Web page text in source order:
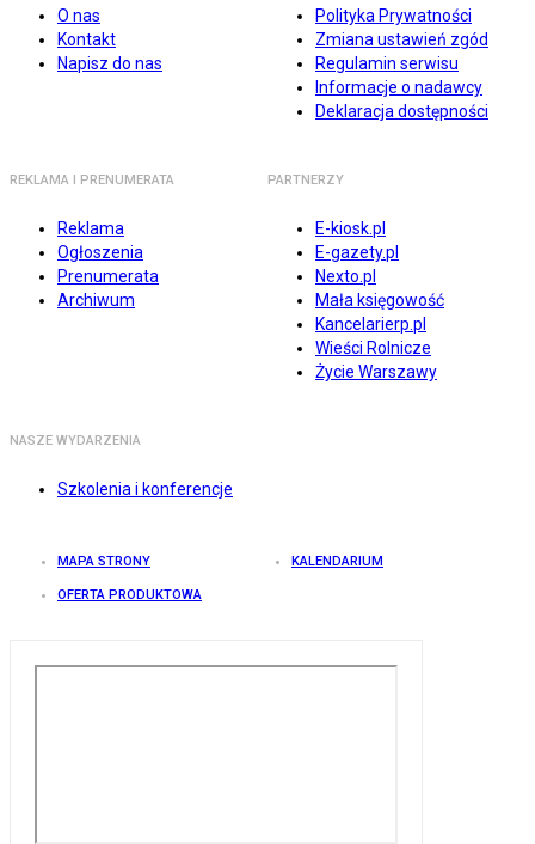
O nas
Kontakt
Napisz do nas
Polityka Prywatności
Zmiana ustawień zgód
Regulamin serwisu
Informacje o nadawcy
Deklaracja dostępności
REKLAMA I PRENUMERATA
Reklama
Ogłoszenia
Prenumerata
Archiwum
PARTNERZY
E-kiosk.pl
E-gazety.pl
Nexto.pl
Mała księgowość
Kancelarierp.pl
Wieści Rolnicze
Życie Warszawy
NASZE WYDARZENIA
Szkolenia i konferencje
MAPA STRONY KALENDARIUM
OFERTA PRODUKTOWA